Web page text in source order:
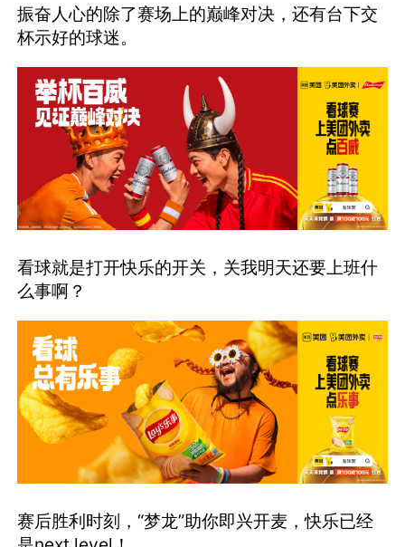
振奋人心的除了赛场上的巅峰对决，还有台下交
杯示好的球迷。
看球就是打开快乐的开关，关我明天还要上班什
么事啊？
赛后胜利时刻，“梦龙”助你即兴开麦，快乐已经